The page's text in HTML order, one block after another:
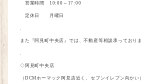
営業時間 10:00 ～ 17:00
定休日 月曜日
.
また 『 阿見町中央店 』では、不動産等相談承っており
.
◇阿見町中央店
（ DCMホーマック阿見店近く、セブンイレブン向かい